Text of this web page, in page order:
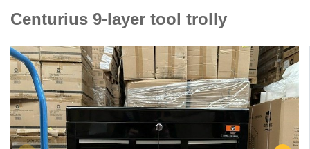
Centurius 9-layer tool trolly